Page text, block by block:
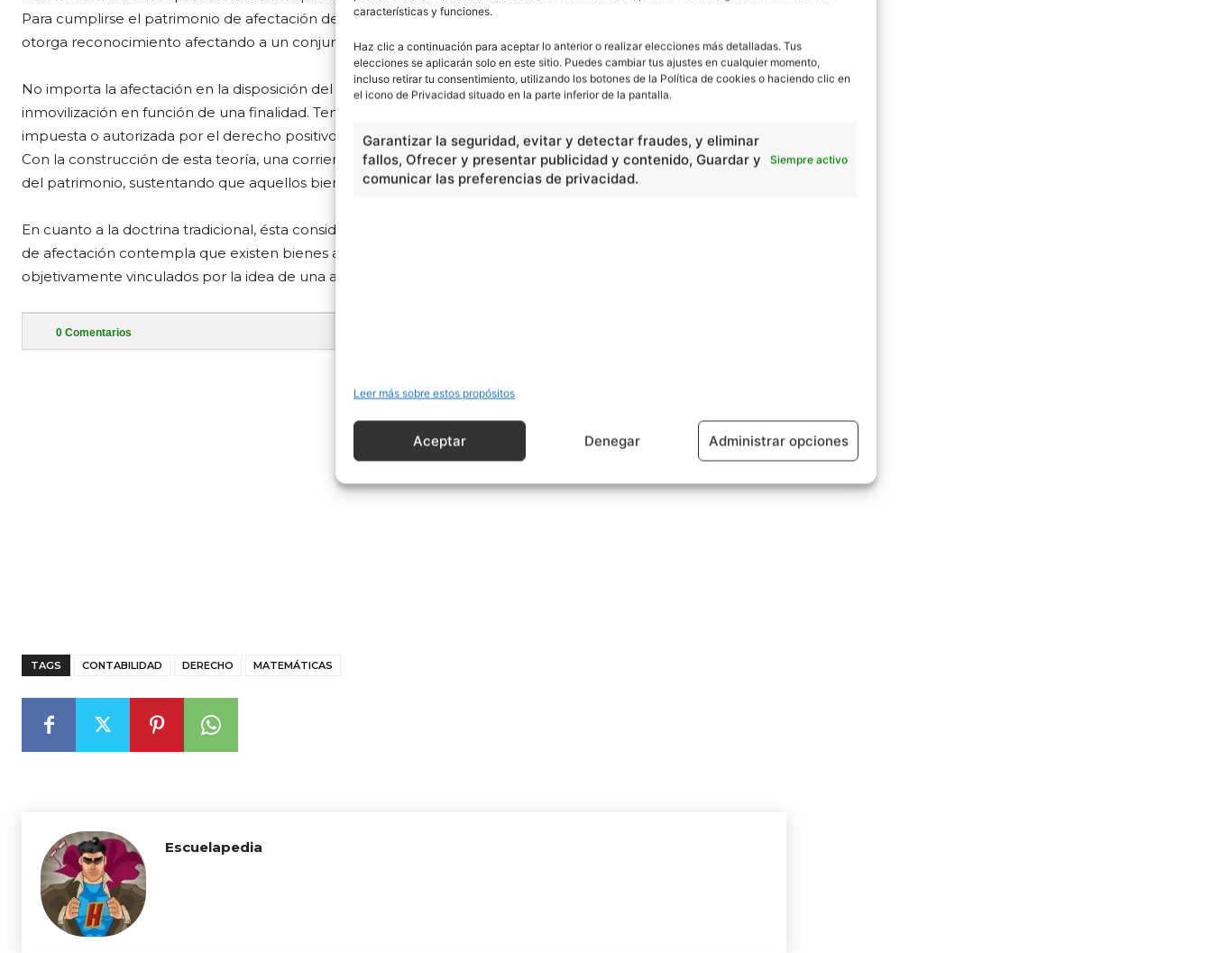
características y funciones.
Haz clic a continuación para aceptar lo anterior o realizar elecciones más detalladas. Tus
elecciones se aplicarán solo en este sitio. Puedes cambiar tus ajustes en cualquier momento,
incluso retirar tu consentimiento, utilizando los botones de la Política de cookies o haciendo clic en
el icono de Privacidad situado en la parte inferior de la pantalla.
Garantizar la seguridad, evitar y detectar fraudes, y eliminar
fallos, Ofrecer y presentar publicidad y contenido, Guardar y
comunicar las preferencias de privacidad.
Siempre activo
Leer más sobre estos propósitos
Aceptar Denegar Administrar opciones
Para cumplirse el patrimonio de afectación debe darse autonomía según un vínculo jurídico al cual el derecho
otorga reconocimiento afectando a un conjunto de bienes para alcanzar un fin.
No importa la afectación en la disposición del bien y, por tanto, en su salida del patrimonio del sujeto, sino su
inmovilización en función de una finalidad. Teniendo su fuente esencial en la ley, no es ella posible si no es
impuesta o autorizada por el derecho positivo.
Con la construcción de esta teoría, una corriente de juristas pretendía alterar la doctrina tradicional de la unidad
del patrimonio, sustentando que aquellos bienes constituyen patrimonios de afectación distintos y separados.
En cuanto a la doctrina tradicional, ésta considera el patrimonio como una relación subjetiva. Mientras, la teoría
de afectación contempla que existen bienes a componer los patrimonios de una persona (natural o jurídica),
objetivamente vinculados por la idea de una afectación a un fin determinado.
0 Comentarios
TAGS CONTABILIDAD DERECHO MATEMÁTICAS
Escuelapedia